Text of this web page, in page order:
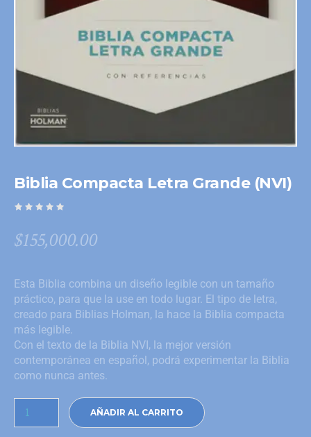
Biblia Compacta Letra Grande (NVI)
$155,000.00
Esta Biblia combina un diseño legible con un tamaño
práctico, para que la use en todo lugar. El tipo de letra,
creado para Biblias Holman, la hace la Biblia compacta
más legible.
Con el texto de la Biblia NVI, la mejor versión
contemporánea en español, podrá experimentar la Biblia
como nunca antes.
AÑADIR AL CARRITO